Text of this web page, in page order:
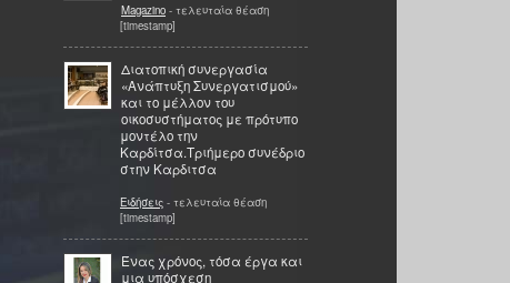
Magazino - τελευταία θέαση
[timestamp]
Διατοπική συνεργασία
«Ανάπτυξη Συνεργατισμού»
και το μέλλον του
οικοσυστήματος με πρότυπο
μοντέλο την
Καρδίτσα.Τριήμερο συνέδριο
στην Καρδιτσα
Ειδήσεις - τελευταία θέαση
[timestamp]
Ένας χρόνος, τόσα έργα και
μια υπόσχεση